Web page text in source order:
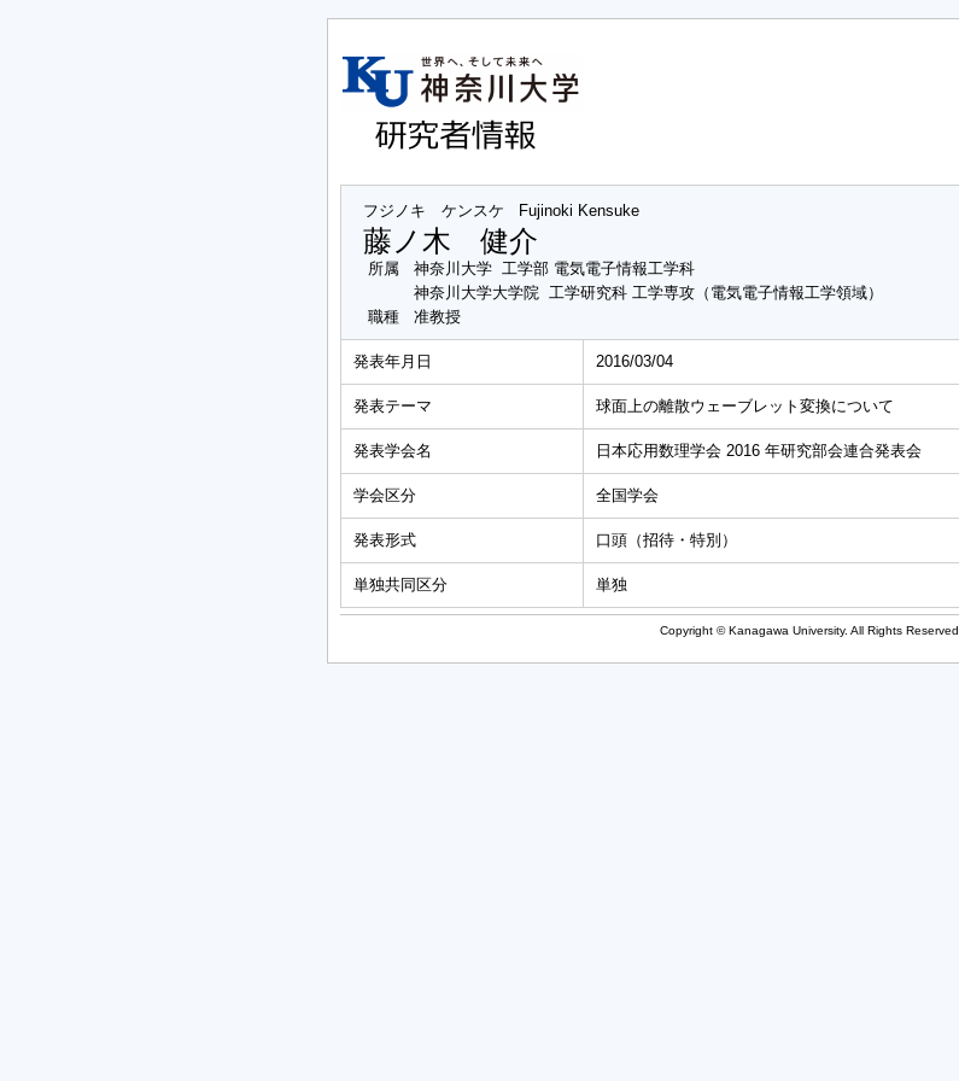
フジノキ ケンスケ Fujinoki Kensuke
藤ノ木 健介
所属
神奈川大学 工学部 電気電子情報工学科
神奈川大学大学院 工学研究科 工学専攻（電気電子情報工学領域）
職種
准教授
発表年月日 2016/03/04
発表テーマ 球面上の離散ウェーブレット変換について
発表学会名 日本応用数理学会 2016 年研究部会連合発表会
学会区分 全国学会
発表形式 口頭（招待・特別）
単独共同区分 単独
Copyright © Kanagawa University. All Rights Reserved.